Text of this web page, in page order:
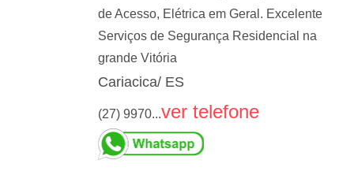
de Acesso, Elétrica em Geral. Excelente
Serviços de Segurança Residencial na
grande Vitória
Cariacica/ ES
(27) 9970...ver telefone